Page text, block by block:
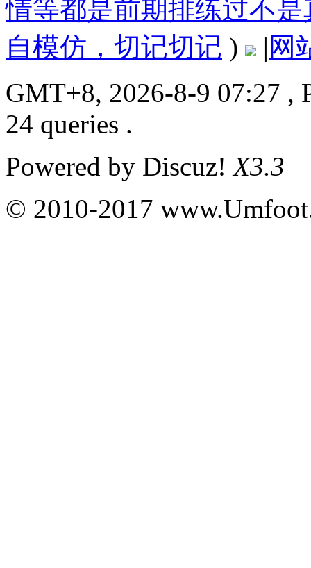
情等都是前期排练过不
自模仿，切记切记 ) | 网
GMT+8, 2026-8-9 07:27 ,
24 queries .
Powered by Discuz! X3.3
© 2010-2017